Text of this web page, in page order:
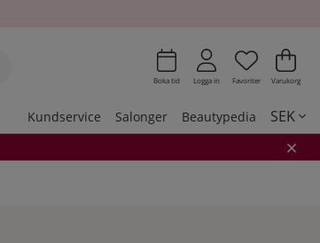
Boka tid Logga in Antal i
.
Favoriter .
Varukorg
Kundservice Salonger Beautypedia SEK